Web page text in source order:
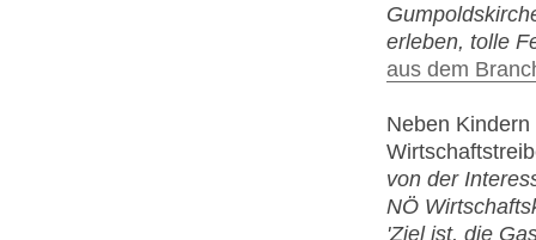
erleben, tolle
aus dem
Neben
von der
NÖ
'Ziel ist, die